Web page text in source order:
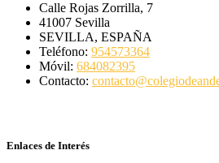
Calle Rojas Zorrilla, 7
41007 Sevilla
SEVILLA, ESPAÑA
Teléfono: 954573364
Móvil: 684082395
Contacto:
Enlaces de Interés